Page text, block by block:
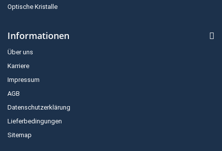
Optische Kristalle
Informationen
Über uns
Karriere
Impressum
AGB
Datenschutzerklärung
Lieferbedingungen
Sitemap